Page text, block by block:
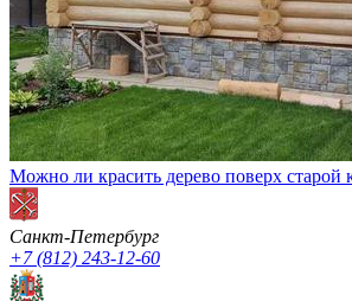
Можно ли красить дерево поверх старой
Санкт-Петербург
+7 (812) 243-12-60